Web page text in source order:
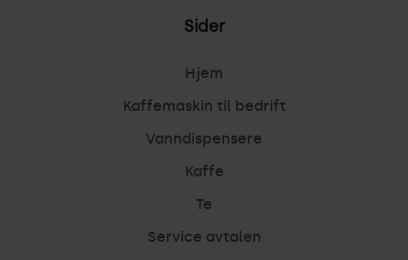
Sider
Hjem
Kaffemaskin til bedrift
Vanndispensere
Kaffe
Te
Service avtalen